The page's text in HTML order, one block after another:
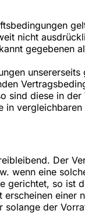
nicht
gegebenen
sind diese in
in
Der
wenn eine
gerichtet, so ist
einer
solange der